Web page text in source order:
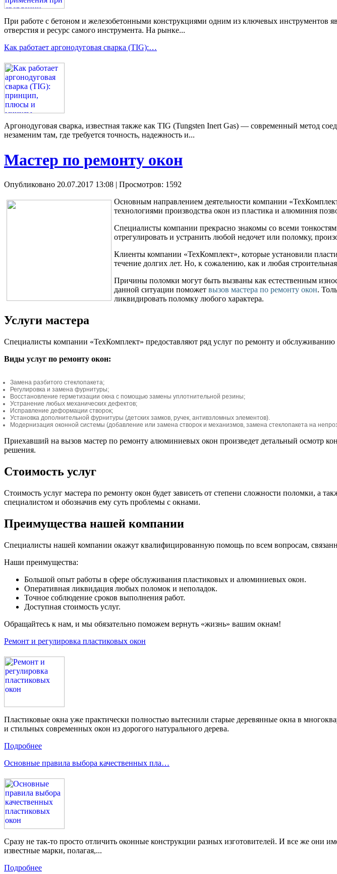
При работе с бетоном и железобетонными конструкциями одним из ключевых инструментов
отверстия и ресурс самого инструмента. На рынке...
Как работает аргонодуговая сварка (TIG):…
Аргонодуговая сварка, известная также как TIG (Tungsten Inert Gas) — современный метод
незаменим там, где требуется точность, надежность и...
Мастер по ремонту окон
Опубликовано 20.07.2017 13:08 | Просмотров: 1592
Основным направлением деятельности компании
технологиями производства окон из пластика и алюминия
Специалисты компании прекрасно знакомы со всеми
отрегулировать и устранить любой недочет или поломку,
Клиенты компании «ТехКомплект», которые установили
течение долгих лет. Но, к сожалению, как и любая
Причины поломки могут быть вызваны как естественным
данной ситуации поможет вызов мастера по ремонту окон.
ликвидировать поломку любого характера.
Услуги мастера
Специалисты компании «ТехКомплект» предоставляют ряд услуг по ремонту и
Виды услуг по ремонту окон:
Замена разбитого стеклопакета;
Регулировка и замена фурнитуры;
Восстановление герметизации окна с помощью замены уплотнительной резины;
Устранение любых механических дефектов;
Исправление деформации створок;
Установка дополнительной фурнитуры (детских замков, ручек, антивзломных элементов).
Модернизация оконной системы (добавление или замена створок и механизмов, замена стеклопакета на
Приехавший на вызов мастер по ремонту алюминиевых окон произведет детальный осмотр
решения.
Стоимость услуг
Стоимость услуг мастера по ремонту окон будет зависеть от степени сложности поломки, а
специалистом и обозначив ему суть проблемы с окнами.
Преимущества нашей компании
Специалисты нашей компании окажут квалифицированную помощь по всем вопросам,
Наши преимущества:
Большой опыт работы в сфере обслуживания пластиковых и алюминиевых окон.
Оперативная ликвидация любых поломок и неполадок.
Точное соблюдение сроков выполнения работ.
Доступная стоимость услуг.
Обращайтесь к нам, и мы обязательно поможем вернуть «жизнь» вашим окнам!
Ремонт и регулировка пластиковых окон
Пластиковые окна уже практически полностью вытеснили старые деревянные окна в
и стильных современных окон из дорогого натурального дерева.
Подробнее
Основные правила выбора качественных пла…
Сразу не так-то просто отличить оконные конструкции разных изготовителей. И все же они
известные марки, полагая,...
Подробнее